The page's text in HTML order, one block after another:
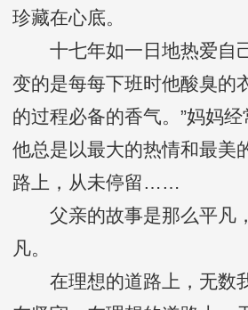
珍藏在心底。
十七年如一日地热爱自
变的是每每下班时他酸臭的
的过程必备的香气。”妈妈经
他总是以最大的热情和最美
路上，从未停留……
父亲的故事是那么平凡
凡。
在理想的道路上，无数